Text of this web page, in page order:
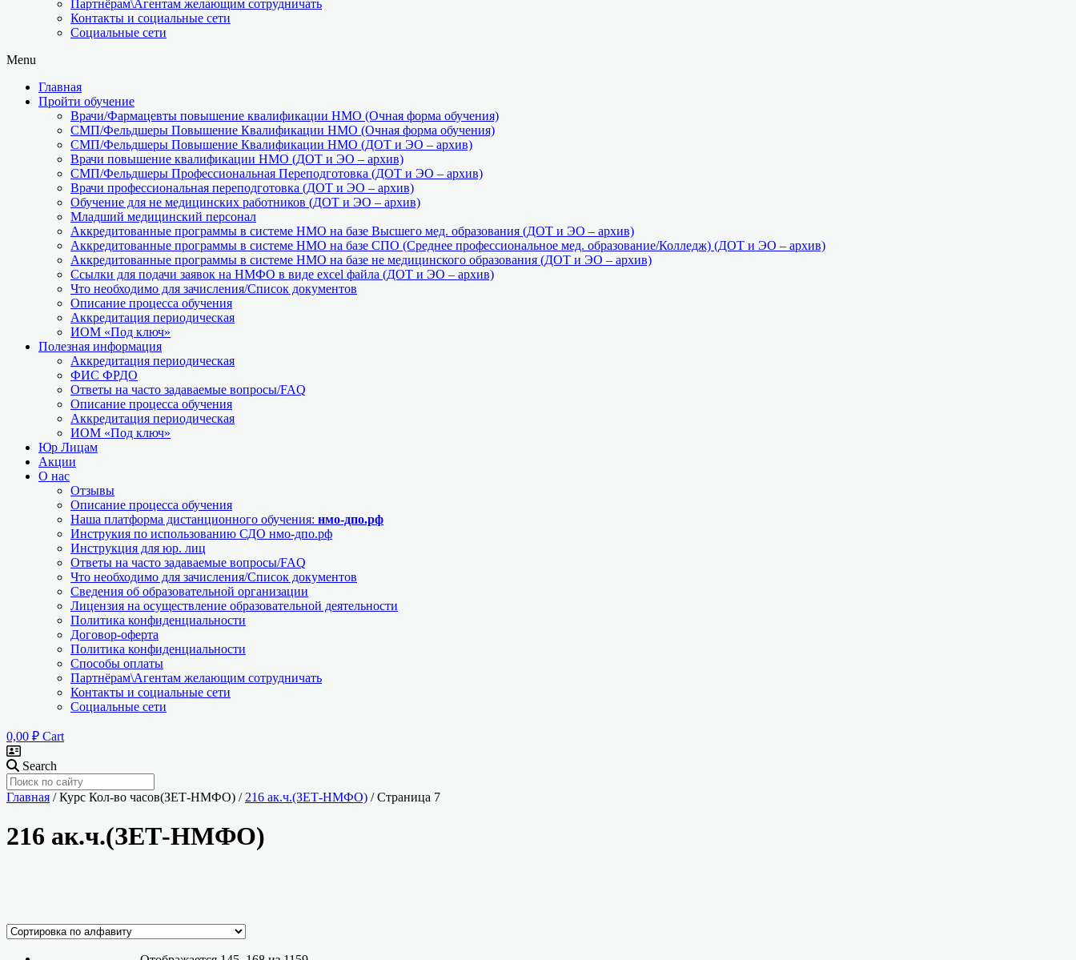
Партнёрам\Агентам желающим сотрудничать
Контакты и социальные сети
Социальные сети
Menu
Главная
Пройти обучение
Врачи/Фармацевты повышение квалификации НМО (Очная форма обучения)
СМП/Фельдшеры Повышение Квалификации НМО (Очная форма обучения)
СМП/Фельдшеры Повышение Квалификации НМО (ДОТ и ЭО – архив)
Врачи повышение квалификации НМО (ДОТ и ЭО – архив)
СМП/Фельдшеры Профессиональная Переподготовка (ДОТ и ЭО – архив)
Врачи профессиональная переподготовка (ДОТ и ЭО – архив)
Обучение для не медицинских работников (ДОТ и ЭО – архив)
Младший медицинский персонал
Аккредитованные программы в системе НМО на базе Высшего мед. образования (ДОТ и ЭО – архив)
Аккредитованные программы в системе НМО на базе СПО (Среднее профессиональное мед. образование/Колледж) (ДОТ и ЭО – архив)
Аккредитованные программы в системе НМО на базе не медицинского образования (ДОТ и ЭО – архив)
Ссылки для подачи заявок на НМФО в виде excel файла (ДОТ и ЭО – архив)
Что необходимо для зачисления/Список документов
Описание процесса обучения
Аккредитация периодическая
ИОМ «Под ключ»
Полезная информация
Аккредитация периодическая
ФИС ФРДО
Ответы на часто задаваемые вопросы/FAQ
Описание процесса обучения
Аккредитация периодическая
ИОМ «Под ключ»
Юр Лицам
Акции
О нас
Отзывы
Описание процесса обучения
Наша платформа дистанционного обучения: нмо-дпо.рф
Инструкия по использованию СДО нмо-дпо.рф
Инструкция для юр. лиц
Ответы на часто задаваемые вопросы/FAQ
Что необходимо для зачисления/Список документов
Сведения об образовательной организации
Лицензия на осуществление образовательной деятельности
Политика конфиденциальности
Договор-оферта
Политика конфиденциальности
Способы оплаты
Партнёрам\Агентам желающим сотрудничать
Контакты и социальные сети
Социальные сети
0,00 ₽ Cart
Search
Главная / Курс Кол-во часов(ЗЕТ-НМФО) / 216 ак.ч.(ЗЕТ-НМФО) / Страница 7
216 ак.ч.(ЗЕТ-НМФО)
Категории курсов